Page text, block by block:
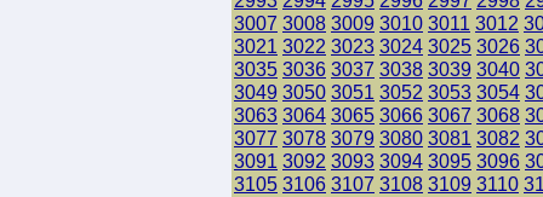
3007 3008 3009 3010 3011 3012
3021 3022 3023 3024 3025 3026
3035 3036 3037 3038 3039 3040
3049 3050 3051 3052 3053 3054
3063 3064 3065 3066 3067 3068
3077 3078 3079 3080 3081 3082
3091 3092 3093 3094 3095 3096
3105 3106 3107 3108 3109 3110